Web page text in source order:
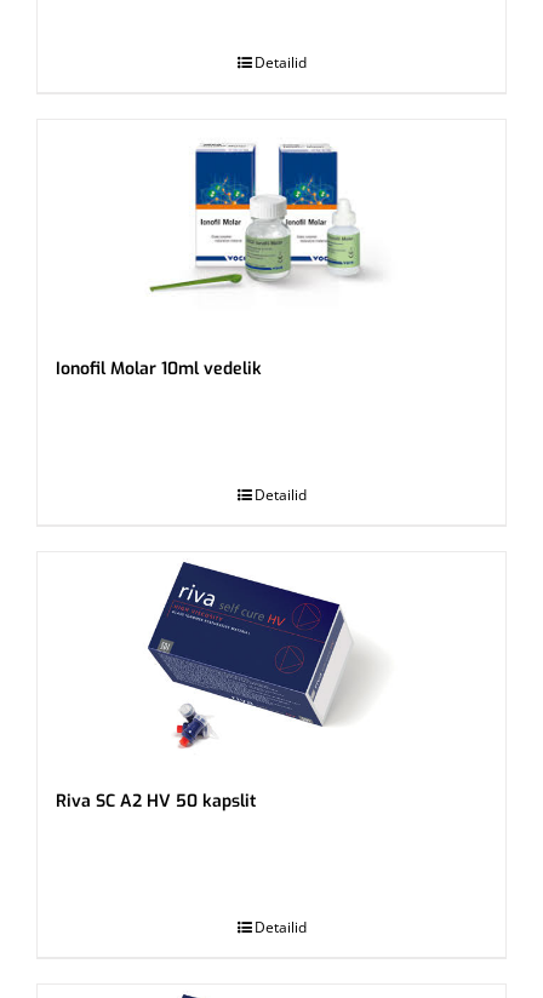
Detailid
Ionofil Molar 10ml vedelik
Detailid
Riva SC A2 HV 50 kapslit
Detailid